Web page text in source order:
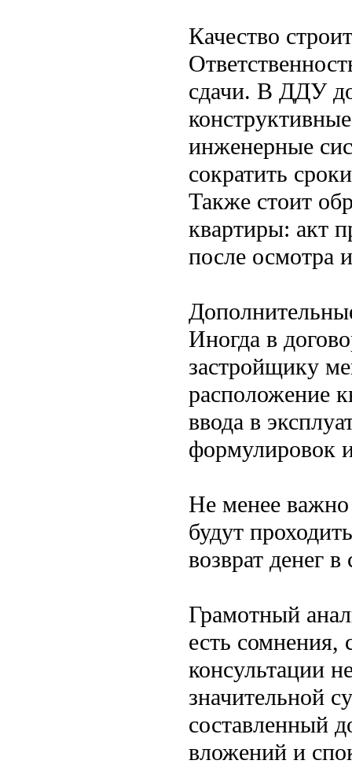
Качество
сдачи. В ДДУ
инженерные
сократить
Также стоит
квартиры: акт
после осмотра
Иногда в
застройщику
расположение
ввода в
формулировок
Не менее важно
будут
возврат денег
Грамотный
есть сомнения,
консультации
значительной
составленный
вложений и